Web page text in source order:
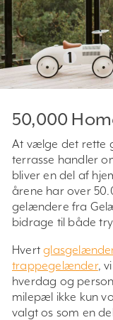
50,000
At vælge det rette
terrasse handler
bliver en del af
årene har over
gelændere fra
bidrage til både
Hvert
trappegelænder,
hverdag og
milepæl ikke kun
valgt os som en